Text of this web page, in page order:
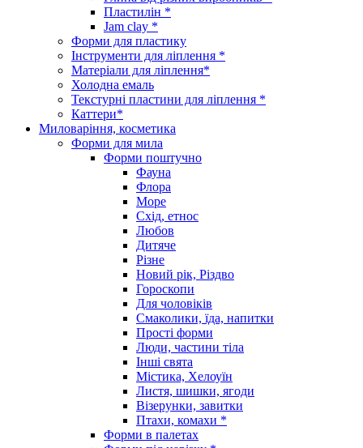
Пластилін *
Jam clay *
Форми для пластику
Інструменти для ліплення *
Матеріали для ліплення*
Холодна емаль
Текстурні пластини для ліплення *
Каттери*
Миловаріння, косметика
Форми для мила
Форми поштучно
Фауна
Флора
Море
Схід, етнос
Любов
Дитяче
Різне
Новий рік, Різдво
Гороскопи
Для чоловіків
Смаколики, їда, напитки
Прості форми
Люди, частини тіла
Інші свята
Містика, Хелоуїн
Листя, шишки, ягоди
Візерунки, завитки
Птахи, комахи *
Форми в палетах